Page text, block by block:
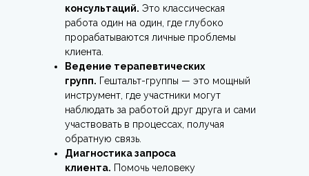
консультаций. Это классическая
работа один на один, где глубоко
прорабатываются личные проблемы
клиента.
Ведение терапевтических
групп. Гештальт-группы — это мощный
инструмент, где участники могут
наблюдать за работой друг друга и сами
участвовать в процессах, получая
обратную связь.
Диагностика запроса
клиента. Помочь человеку